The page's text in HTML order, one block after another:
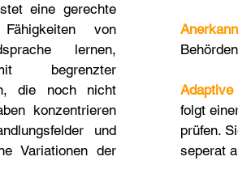
eine gerechte
von
lernen,
begrenzter
die noch nicht
konzentrieren
und
Variationen der
Adaptive
folgt
prüfen.
seperat